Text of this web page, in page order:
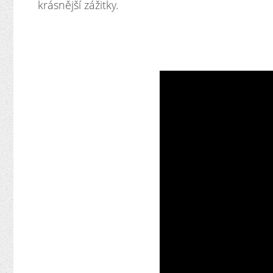
krásnější zážitky.